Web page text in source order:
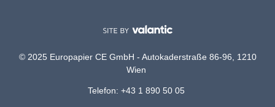
© 2025 Europapier CE GmbH - Autokaderstraße 86-96, 1210
Wien
Telefon: +43 1 890 50 05